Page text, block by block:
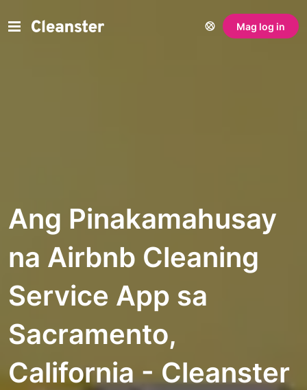
Mag log in
Ang Pinakamahusay
na Airbnb Cleaning
Service App sa
Sacramento,
California - Cleanster